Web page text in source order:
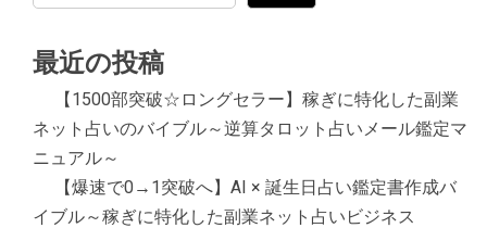
最近の投稿
【1500部突破☆ロングセラー】稼ぎに特化した副業
ネット占いのバイブル～逆算タロット占いメール鑑定マ
ニュアル～
【爆速で0→1突破へ】AI × 誕生日占い鑑定書作成バ
イブル～稼ぎに特化した副業ネット占いビジネス